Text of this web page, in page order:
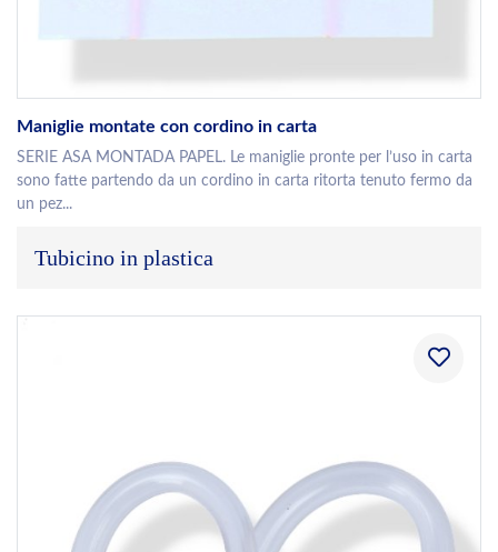
Maniglie montate con cordino in carta
SERIE ASA MONTADA PAPEL. Le maniglie pronte per l’uso in carta
sono fatte partendo da un cordino in carta ritorta tenuto fermo da
un pez...
Tubicino in plastica